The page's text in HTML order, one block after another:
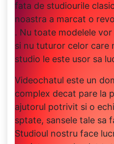
fata de studiourile
noastra a marcat o
. Nu toate modelele
si nu tuturor celor care
studio le este usor sa
Videochatul este un
complex decat pare la
ajutorul potrivit si o
sptate, sansele tale sa
Studioul nostru face